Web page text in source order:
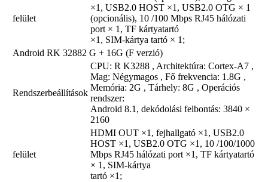
felület
×1, USB2.0 HOST ×1, USB2.0 OTG × 1
(opcionális), 10 /100 Mbps RJ45 hálózati
port × 1, TF kártyatartó
×1, SIM-kártya tartó × 1;
Android RK 32882 G + 16G (F verzió)
Rendszerbeállítások
CPU: R K3288 , Architektúra: Cortex-A7 ,
Mag: Négymagos , Fő frekvencia: 1.8G ,
Memória: 2G , Tárhely: 8G , Operációs
rendszer:
Android 8.1, dekódolási felbontás: 3840 ×
2160
felület
HDMI OUT ×1, fejhallgató ×1, USB2.0
HOST ×1, USB2.0 OTG ×1, 10 /100/1000
Mbps RJ45 hálózati port ×1, TF kártyatartó
× 1, SIM-kártya
tartó ×1;